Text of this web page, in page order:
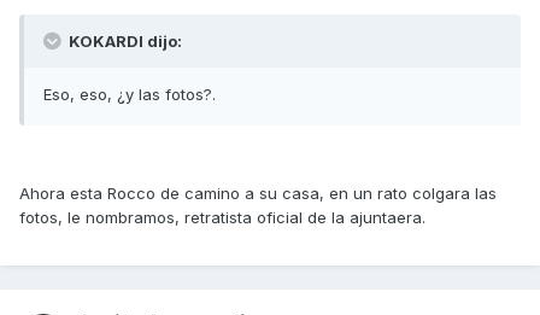
KOKARDI dijo:
Eso, eso, ¿y las fotos?.
Ahora esta Rocco de camino a su casa, en un rato colgara las
fotos, le nombramos, retratista oficial de la ajuntaera.